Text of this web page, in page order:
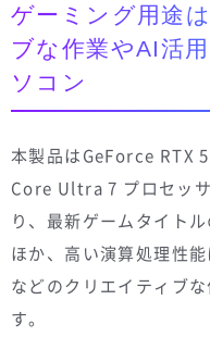
ゲーミング用途
ブな作業やAI活
ソコン
本製品はGeForce RTX
Core Ultra 7 プロセッ
り、最新ゲームタイト
ほか、高い演算処理性
などのクリエイティブ
す。